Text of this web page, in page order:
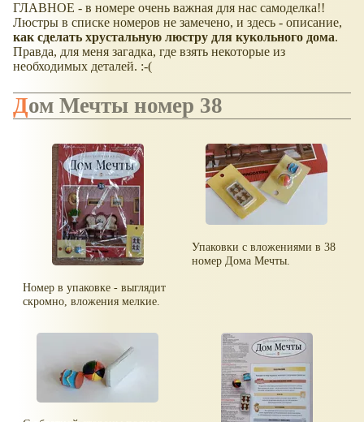
ГЛАВНОЕ - в номере очень важная для нас самоделка!!
Люстры в списке номеров не замечено, и здесь - описание,
как сделать хрустальную люстру для кукольного дома.
Правда, для меня загадка, где взять некоторые из
необходимых деталей. :-(
Дом Мечты номер 38
Номер в упаковке - выглядит
скромно, вложения мелкие.
Упаковки с вложениями в 38
номер Дома Мечты.